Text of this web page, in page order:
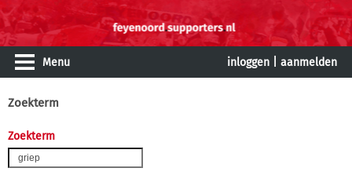
Menu inloggen aanmelden
Zoekterm
Zoekterm